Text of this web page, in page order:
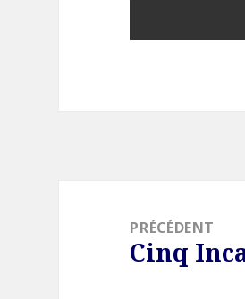
PRÉCÉDENT
Article
Cinq